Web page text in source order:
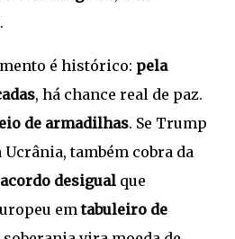
é histórico: pela
, há chance real de paz.
de armadilhas. Se Trump
Ucrânia, também cobra da
acordo desigual que
emtabuleiro de